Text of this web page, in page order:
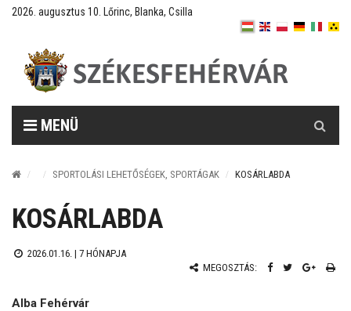
2026. augusztus 10. Lőrinc, Blanka, Csilla
MENÜ
SPORTOLÁSI LEHETŐSÉGEK, SPORTÁGAK KOSÁRLABDA
KOSÁRLABDA
2026.01.16. | 7 HÓNAPJA
MEGOSZTÁS:
Alba Fehérvár